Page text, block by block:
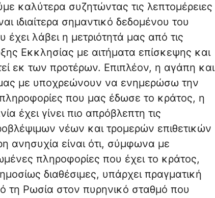
καλύτερα συζητώντας τις λεπτομέρειες
ιδιαίτερα σημαντικό δεδομένου του
λάβει η μετριότητά μας από τις
Εκκλησίας με αιτήματα επίσκεψης και
εκ των προτέρων. Επιπλέον, η αγάπη και
με υποχρεώνουν να ενημερώσω την
που μας έδωσε το κράτος, η
έχει γίνει πιο απρόβλεπτη τις
νέων και τρομερών επιθετικών
ανησυχία είναι ότι, σύμφωνα με
πληροφορίες που έχει το κράτος,
διαθέσιμες, υπάρχει πραγματική
τη Ρωσία στον πυρηνικό σταθμό που